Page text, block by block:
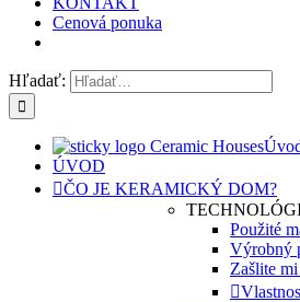
Cenová ponuka
Hľadať:
ÚVOD
ČO JE KERAMICKÝ DOM?
Použité
Výrobný
Zašlite